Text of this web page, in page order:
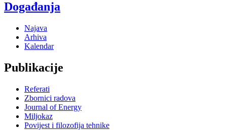
Događanja
Najava
Arhiva
Kalendar
Publikacije
Referati
Zbornici radova
Journal of Energy
Miljokaz
Povijest i filozofija tehnike